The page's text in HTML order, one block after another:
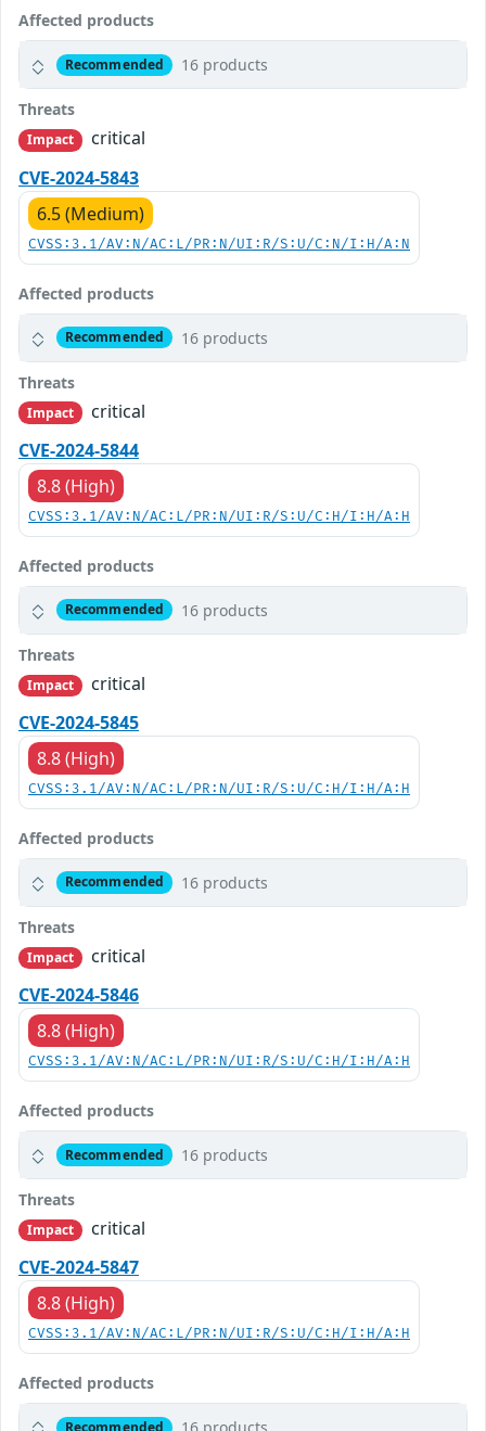
Affected products
Recommended 16 products
Threats
Impact
critical
CVE-2024-5843
6.5 (Medium)
CVSS:3.1/AV:N/AC:L/PR:N/UI:R/S:U/C:N/I:H/A:N
Affected products
Recommended 16 products
Threats
Impact
critical
CVE-2024-5844
8.8 (High)
CVSS:3.1/AV:N/AC:L/PR:N/UI:R/S:U/C:H/I:H/A:H
Affected products
Recommended 16 products
Threats
Impact
critical
CVE-2024-5845
8.8 (High)
CVSS:3.1/AV:N/AC:L/PR:N/UI:R/S:U/C:H/I:H/A:H
Affected products
Recommended 16 products
Threats
Impact
critical
CVE-2024-5846
8.8 (High)
CVSS:3.1/AV:N/AC:L/PR:N/UI:R/S:U/C:H/I:H/A:H
Affected products
Recommended 16 products
Threats
Impact
critical
CVE-2024-5847
8.8 (High)
CVSS:3.1/AV:N/AC:L/PR:N/UI:R/S:U/C:H/I:H/A:H
Affected products
Recommended